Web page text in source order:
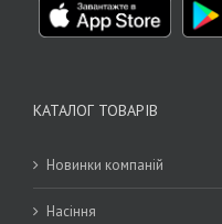
КАТАЛОГ ТОВАРІВ
Новинки компаній
Насіння